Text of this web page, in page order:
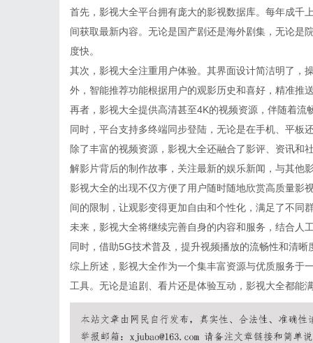
首先，影视大全平台拥有庞大的影视数据库。每年成千
间获取最新内容。无论是国产剧还是海外剧集，无论是
度快。
其次，影视大全注重用户体验。其界面设计简洁明了，
外，智能推荐功能根据用户的观影历史和喜好，精准推
再者，影视大全提供高清甚至4K的视频资源，伴随着
同时，平台支持多终端同步登陆，无论是在手机、平板
除了丰富的视频资源，影视大全还融合了影评、资讯和
解影片背后的制作故事，关注最新的娱乐新闻，与其他
影视大全的出现不仅方便了用户随时随地欣赏高质量影
间的限制，让观影变得更加自由和个性化，满足了不同
未来，影视大全将继续完善自身的内容和服务，结合人
同时，借助5G技术普及，提升视频播放的流畅性和清
综上所述，影视大全作为一个集丰富资源与优质服务于
工具。无论是追剧、看片还是体验互动，影视大全都能